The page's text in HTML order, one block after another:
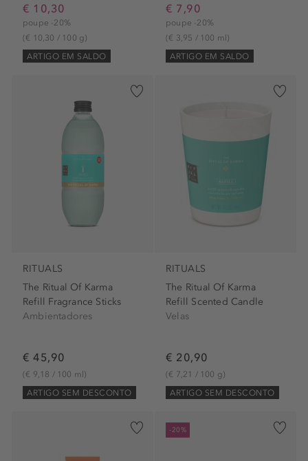
€ 10,30
poupe -20%
(€ 10,30 / 100 g)
ARTIGO EM SALDO
€ 7,90
poupe -20%
(€ 3,95 / 100 ml)
ARTIGO EM SALDO
RITUALS
The Ritual Of Karma
Refill Fragrance Sticks
Ambientadores
€ 45,90
(€ 9,18 / 100 ml)
ARTIGO SEM DESCONTO
RITUALS
The Ritual Of Karma
Refill Scented Candle
Velas
€ 20,90
(€ 7,21 / 100 g)
ARTIGO SEM DESCONTO
-20%